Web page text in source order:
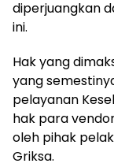
diperjuangkan
ini.
Hak yang
yang
pelayanan
hak para
oleh pihak
Griksa.